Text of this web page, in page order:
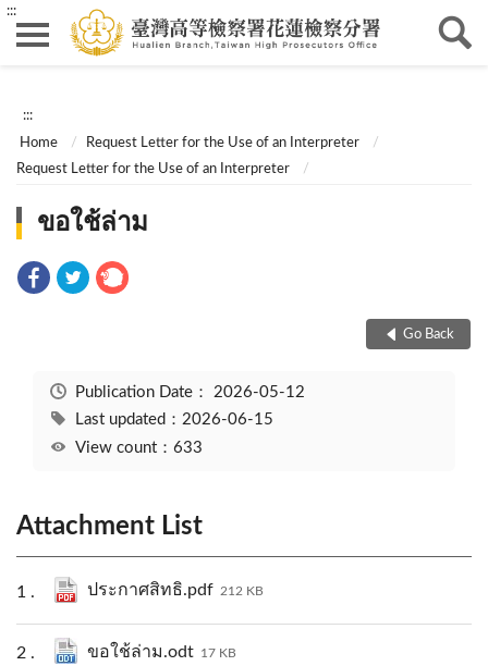
:::
:::
Home
Request Letter for the Use of an Interpreter
Request Letter for the Use of an Interpreter
ขอใช้ล่าม
Go Back
Publication Date： 2026-05-12
Last updated：2026-06-15
View count：633
Attachment List
ประกาศสิทธิ.pdf 212 KB
ขอใช้ล่าม.odt 17 KB